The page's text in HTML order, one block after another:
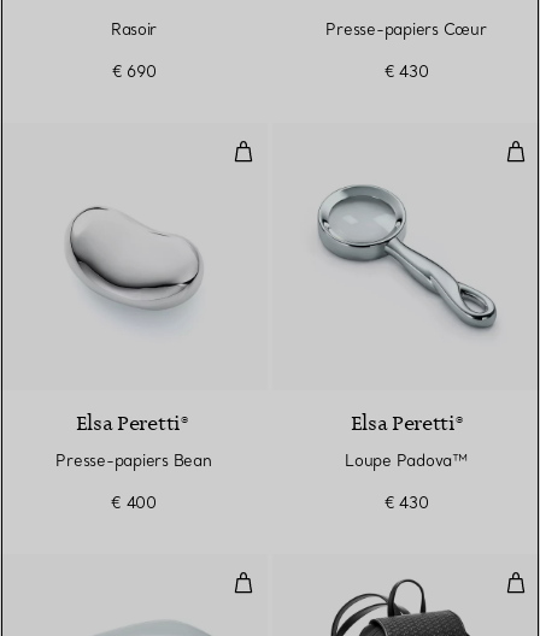
Rasoir
€ 690
Presse-papiers Cœur
€ 430
Presse-papiers Bean
Elsa Peretti®
Presse-papiers Bean
€ 400
Elsa Peretti®
Loupe Padova™
€ 430
Boîte Wave